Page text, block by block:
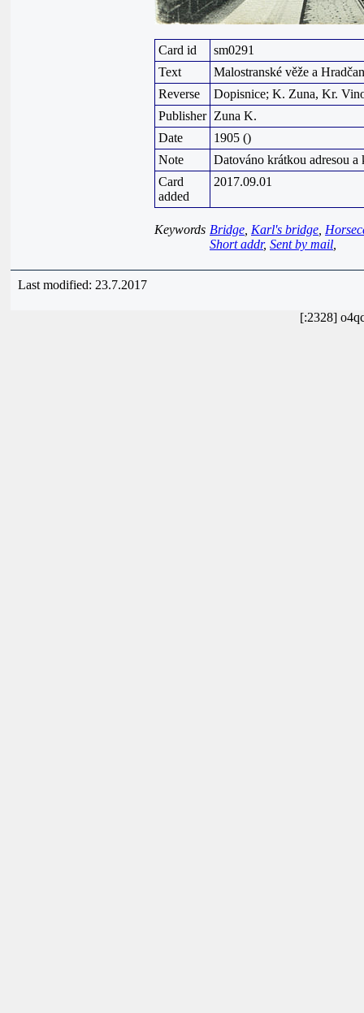
Card id
sm0291
Text
Malostranské věže a
Reverse
Dopisnice; K. Zuna, Kr.
Publisher Zuna K.
Date
1905 ()
Note
Datováno krátkou adresou
Card
added
2017.09.01
Keywords Bridge Karl's bridge
Short addr, Sent by mail
Last modified: 23.7.2017
[:2328]